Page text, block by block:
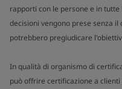
rapporti con le persone e in
decisioni vengono prese senza
potrebbero pregiudicare
In qualità di organismo di
può offrire certificazione a